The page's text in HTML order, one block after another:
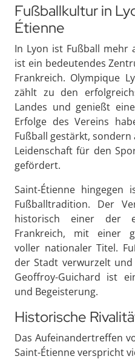
Fußballkultur in
Étienne
In Lyon ist Fußball mehr
ist ein bedeutendes
Frankreich. Olympique
zählt zu den
Landes und genießt
Erfolge des Vereins
Fußball gestärkt,
Leidenschaft für den
gefördert.
Saint-Étienne
Fußballtradition. Der
historisch einer der
Frankreich, mit einer
voller nationaler Titel.
der Stadt verwurzelt
Geoffroy-Guichard ist
und Begeisterung.
Historische
Das Aufeinandertreffen
Saint-Étienne verspricht